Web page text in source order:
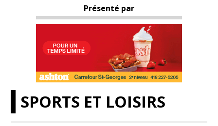
Présenté par
SPORTS ET LOISIRS